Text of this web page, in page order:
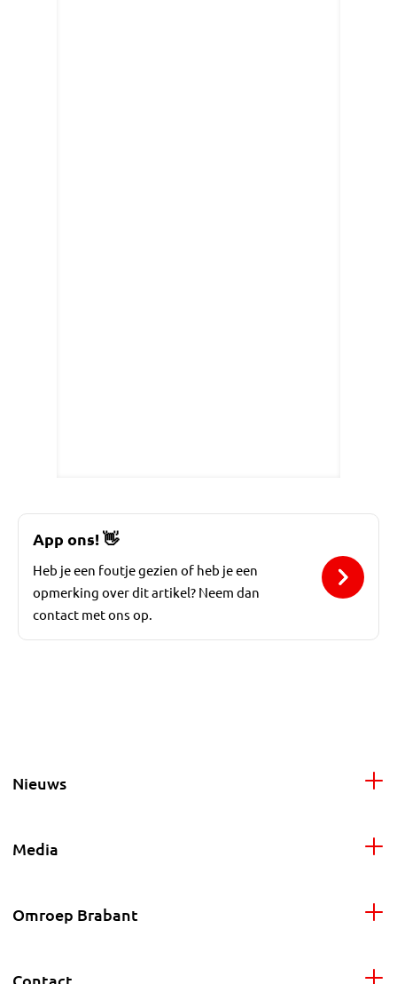
App ons!👋
Heb je een foutje gezien of heb je een
opmerking over dit artikel? Neem dan
contact met ons op.
Nieuws
Media
Omroep Brabant